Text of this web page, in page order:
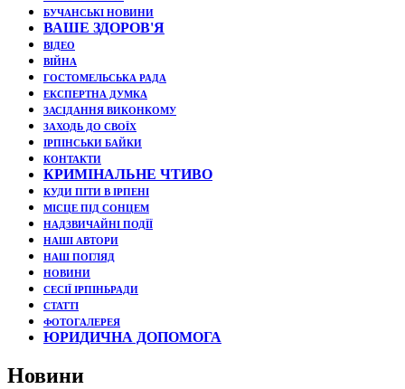
БУЧАНСЬКІ НОВИНИ
ВАШЕ ЗДОРОВ'Я
ВІДЕО
ВІЙНА
ГОСТОМЕЛЬСЬКА РАДА
ЕКСПЕРТНА ДУМКА
ЗАСІДАННЯ ВИКОНКОМУ
ЗАХОДЬ ДО СВОЇХ
ІРПІНСЬКИ БАЙКИ
КОНТАКТИ
КРИМІНАЛЬНЕ ЧТИВО
КУДИ ПІТИ В ІРПЕНІ
МІСЦЕ ПІД СОНЦЕМ
НАДЗВИЧАЙНІ ПОДЇЇ
НАШІ АВТОРИ
НАШ ПОГЛЯД
НОВИНИ
СЕСІЇ ІРПІНЬРАДИ
СТАТТІ
ФОТОГАЛЕРЕЯ
ЮРИДИЧНА ДОПОМОГА
Новини